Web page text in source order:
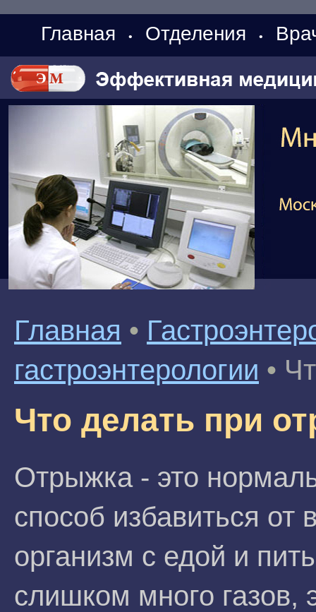
Главная • Отделения •
Главная •
гастроэнтерологии •
Что делать при
Отрыжка - это
способ избавиться от
организм с едой и
слишком много газов,